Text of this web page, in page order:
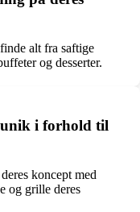
alt fra saftige
og desserter.
i forhold til
koncept med
og grille deres